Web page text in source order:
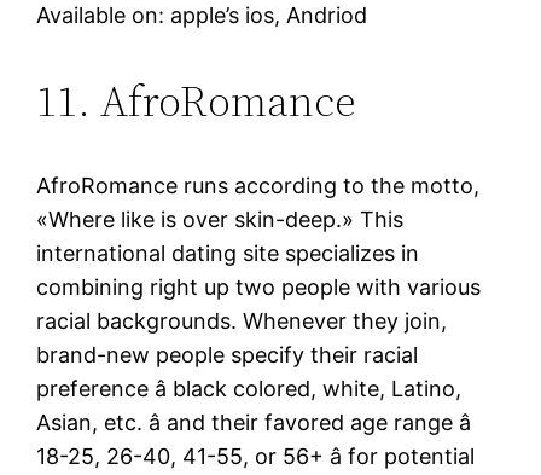
Available on: apple’s ios, Andriod
11. AfroRomance
AfroRomance runs according to the motto,
«Where like is over skin-deep.» This
international dating site specializes in
combining right up two people with various
racial backgrounds. Whenever they join,
brand-new people specify their racial
preference â black colored, white, Latino,
Asian, etc. â and their favored age range â
18-25, 26-40, 41-55, or 56+ â for potential